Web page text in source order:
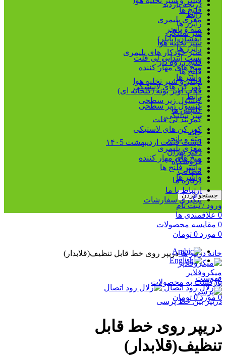
دریچه بازدید
رابط
رایزر ها
سر شلنگی
شیر تخلیه هوا
شیر خودکار های پلیمری
فلنج رزوه دار
فلنج ها
فیلتر و شیر تخلیه هوا
قلاب آویز بوته (گلخانه ای)
کپسول زیر سطحی
کلیپس ها
کمربند لی فلت
کور کن های لاستیکی
مته و پانچر
مغزی پلیمری
میخ های مهار کننده
واشر فلنج ها
واشر ها
جستجو کردن
ورود / ثبت نام
0 علاقمندی ها
0 مقایسه محصولات
0 مورد 0 تومان
فهرست
0 مورد 0 تومان
فلنج ها
مغزی پلیمری
مته و پانچر
آبفشان (بابلر)
رایزر ها
بست ابتدایی لی فلت
میخ های مهار کننده
واشر ها
کور کن های لاستیکی
رابط
کپسول زیر سطحی
سر شلنگی
خانه
لیست قیمت اردیبهشت ۱۴۰5
دفتر تهران
فروشگاه
مطالب
درباره ما
ارتباط با ما
پیگیری سفارشات
خانهدریپر هادریپر روی خط قابل تنظیف(قلابدار)
میکروفلاپر
بازگشت به محصولات
دریپر بین خط پرسی
دریپر روی خط قابل
تنظیف(قلابدار)